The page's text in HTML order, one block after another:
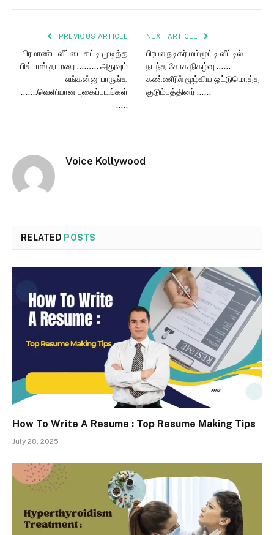
PREVIOUS ARTICLE
பிரமாண்ட வீட்டை கட்டி முடித்த
பிக்பாஸ் தாமரை ……… அதுவும்
எங்கன்னு பாருங்க
…….வெளியான புகைப்படங்கள்
…..
NEXT ARTICLE
பிரபல நடிகர் மம்மூட்டி வீட்டில்
நடந்த சோக நிகழ்வு ……
கண்ணீரில் மூழ்கிய ஒட்டுமொத்த
குடும்பத்தினர் ……
Voice Kollywood
RELATED POSTS
How To Write A Resume : Top Resume Making Tips
July 28, 2025